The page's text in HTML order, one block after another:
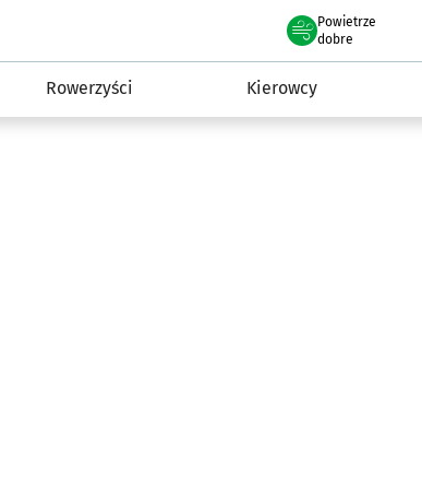
Powietrze
we Wrocławiu
dobre
Rowerzyści Kierowcy